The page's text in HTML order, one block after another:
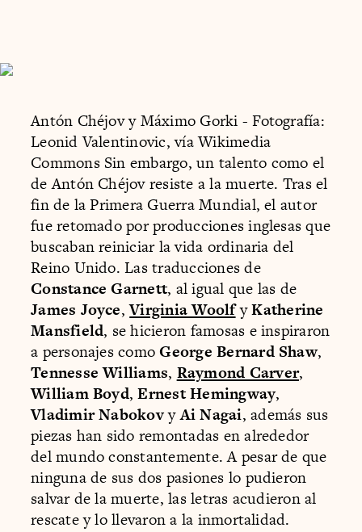
Antón Chéjov y Máximo Gorki - Fotografía:
Leonid Valentinovic, vía Wikimedia
Commons Sin embargo, un talento como el
de Antón Chéjov resiste a la muerte. Tras el
fin de la Primera Guerra Mundial, el autor
fue retomado por producciones inglesas que
buscaban reiniciar la vida ordinaria del
Reino Unido. Las traducciones de
Constance Garnett, al igual que las de
James Joyce,Virginia WoolfyKatherine
Mansfield, se hicieron famosas e inspiraron
a personajes comoGeorge Bernard Shaw,
Tennesse Williams, Raymond Carver,
William Boyd,Ernest Hemingway,
Vladimir NabokovyAi Nagai, además sus
piezas han sido remontadas en alrededor
del mundo constantemente. A pesar de que
ninguna de sus dos pasiones lo pudieron
salvar de la muerte, las letras acudieron al
rescate y lo llevaron a la inmortalidad.